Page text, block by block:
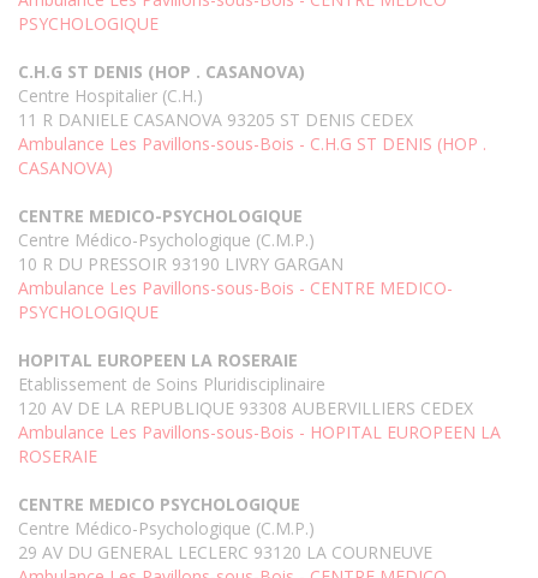
PSYCHOLOGIQUE
C.H.G ST DENIS (HOP . CASANOVA)
Centre Hospitalier (C.H.)
11 R DANIELE CASANOVA 93205 ST DENIS CEDEX
Ambulance Les Pavillons-sous-Bois - C.H.G ST DENIS (HOP .
CASANOVA)
CENTRE MEDICO-PSYCHOLOGIQUE
Centre Médico-Psychologique (C.M.P.)
10 R DU PRESSOIR 93190 LIVRY GARGAN
Ambulance Les Pavillons-sous-Bois - CENTRE MEDICO-
PSYCHOLOGIQUE
HOPITAL EUROPEEN LA ROSERAIE
Etablissement de Soins Pluridisciplinaire
120 AV DE LA REPUBLIQUE 93308 AUBERVILLIERS CEDEX
Ambulance Les Pavillons-sous-Bois - HOPITAL EUROPEEN LA
ROSERAIE
CENTRE MEDICO PSYCHOLOGIQUE
Centre Médico-Psychologique (C.M.P.)
29 AV DU GENERAL LECLERC 93120 LA COURNEUVE